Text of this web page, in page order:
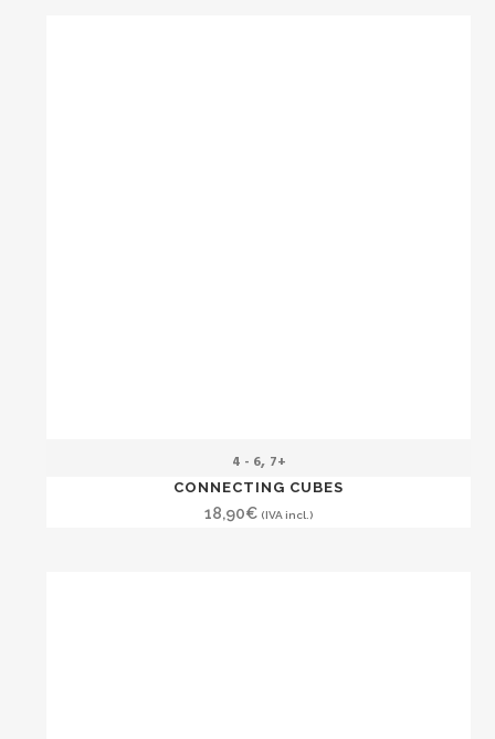
4 - 6, 7+
CONNECTING CUBES
18,90€ (IVA incl.)